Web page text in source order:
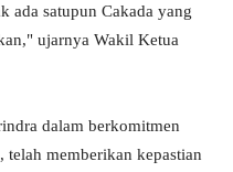
ada satupun Cakada yang
ujarnya Wakil Ketua
dalam berkomitmen
telah memberikan kepastian